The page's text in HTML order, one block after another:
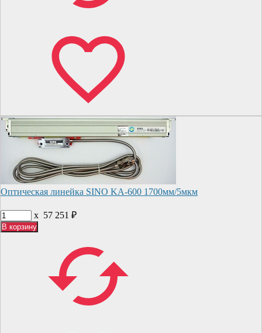
Оптическая линейка SINO KA-600 1700мм/5мкм
x 57 251 ₽